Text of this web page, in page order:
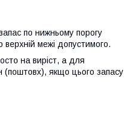
по нижньому порогу
межі допустимого.
на виріст, а для
(поштовх), якщо цього запасу